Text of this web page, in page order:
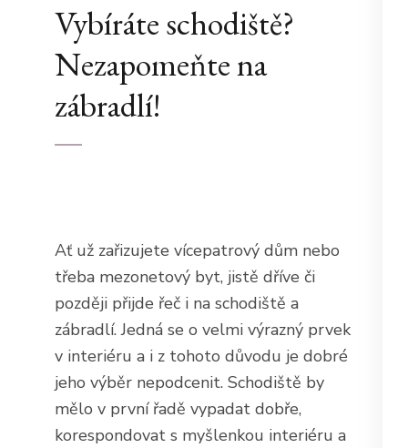
Vybíráte schodiště?
Nezapomeňte na
zábradlí!
Ať už zařizujete vícepatrový dům nebo
třeba mezonetový byt, jistě dříve či
později přijde řeč i na schodiště a
zábradlí. Jedná se o velmi výrazný prvek
v interiéru a i z tohoto důvodu je dobré
jeho výběr nepodcenit. Schodiště by
mělo v první řadě vypadat dobře,
korespondovat s myšlenkou interiéru a